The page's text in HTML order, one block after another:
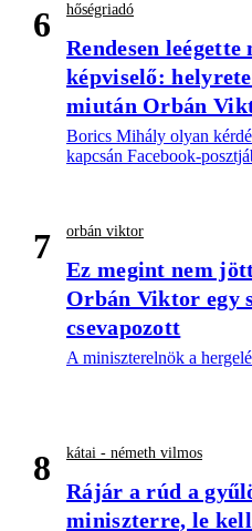
6 hőségriadó
Rendesen leégette
képviselő:
miután Orbán
Borics Mihály olyan
kapcsán Facebook-
7 orbán viktor
Ez megint nem
Orbán Viktor egy
csevapozott
A miniszterelnök a
8 kátai - németh vilmos
Rájár a rúd a
miniszterre, le